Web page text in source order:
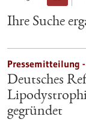
Ihre Suche
Pressemitteilung -
Deutsches
gegründet